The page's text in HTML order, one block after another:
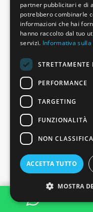
Sensore di pioggia
Sistema di
partner pubblicitari e di
potrebbero combinarle
informazioni che hai
hanno raccolto dal tuo
servizi. Informativa sulla
STRETTAMENTE
PERFORMANCE
TARGETING
FUNZIONALITÀ
NON
ACCETTA TUTTO
MOSTRA